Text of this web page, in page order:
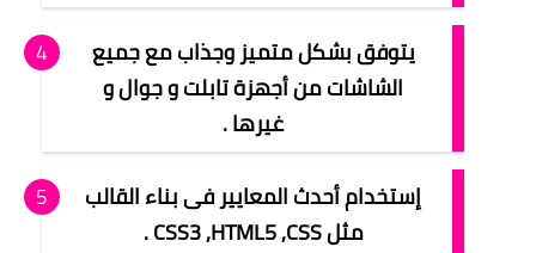
يتوفق بشكل متميز وجذاب مع جميع
الشاشات من أجهزة تابلت و جوال و
غيرها .
إستخدام أحدث المعايير فى بناء القالب
مثل CSS3 ,HTML5 ,CSS .